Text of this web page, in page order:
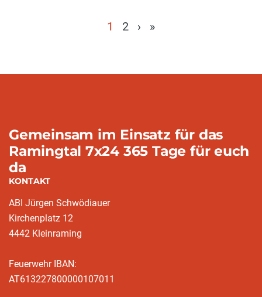
1 2 › »
Gemeinsam im Einsatz für das
Ramingtal 7x24 365 Tage für euch
da
KONTAKT
ABI Jürgen Schwödiauer
Kirchenplatz 12
4442 Kleinraming
Feuerwehr IBAN:
AT613227800000107011